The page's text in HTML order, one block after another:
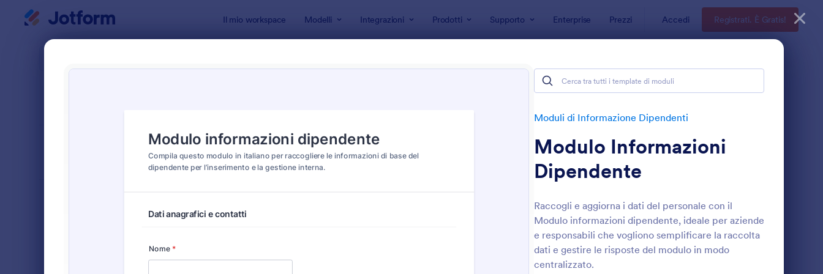
Il mio workspace Modelli Integrazioni Prodotti Supporto Enterprise Prezzi Accedi Registrati. È Gratis!
Moduli di Informazione Dipendenti
Modulo Informazioni
Dipendente
Raccogli e aggiorna i dati del personale con il
Modulo informazioni dipendente, ideale per aziende
e responsabili che vogliono semplificare la raccolta
dati e gestire le risposte del modulo in modo
centralizzato.
Moduli di Informazione Dipendenti
: Modulo Di Richiesta Assenza Per Motivi Di Salute: Modulo Di Aggiornamento Dati Dipendente
Anteprima : Scheda Anagrafica
Classico
449